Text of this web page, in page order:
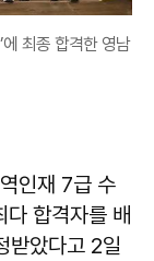
최종 합격한 영남
인재 7급 수
다 합격자를 배
받았다고 2일